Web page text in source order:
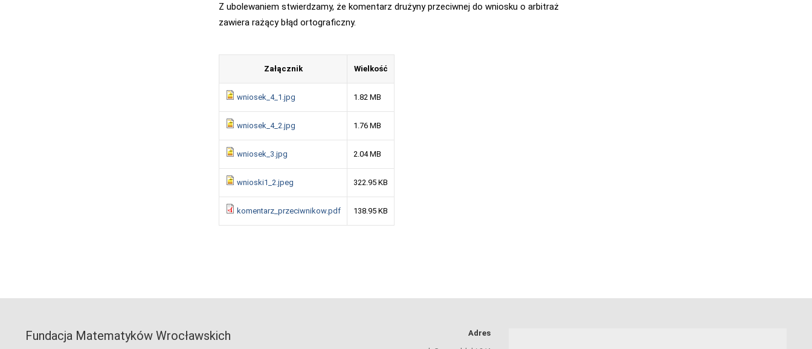
Z ubolewaniem stwierdzamy, że komentarz drużyny przeciwnej do wniosku o arbitraż
zawiera rażący błąd ortograficzny.
Załącznik Wielkość
wniosek_4_1.jpg 1.82 MB
wniosek_4_2.jpg 1.76 MB
wniosek_3.jpg 2.04 MB
wnioski1_2.jpeg 322.95 KB
komentarz_przeciwnikow.pdf 138.95 KB
Fundacja Matematyków Wrocławskich
Adres